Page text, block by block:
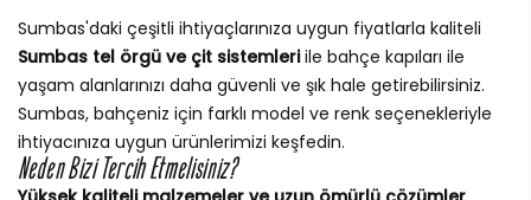
Sumbas'daki çeşitli ihtiyaçlarınıza uygun fiyatlarla kaliteli
Sumbas tel örgü ve çit sistemleriile bahçe kapıları ile
yaşam alanlarınızı daha güvenli ve şık hale getirebilirsiniz.
Sumbas, bahçeniz için farklı model ve renk seçenekleriyle
ihtiyacınıza uygun ürünlerimizi keşfedin.
Neden Bizi Tercih Etmelisiniz?